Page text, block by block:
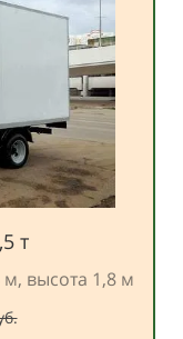
т
м, высота 1,8 м